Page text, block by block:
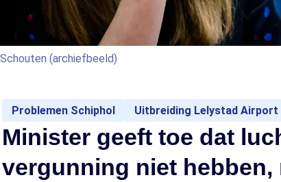
(archiefbeeld)
Problemen Schiphol Uitbreiding Lelystad Airport
Minister geeft toe dat
vergunning niet hebben,